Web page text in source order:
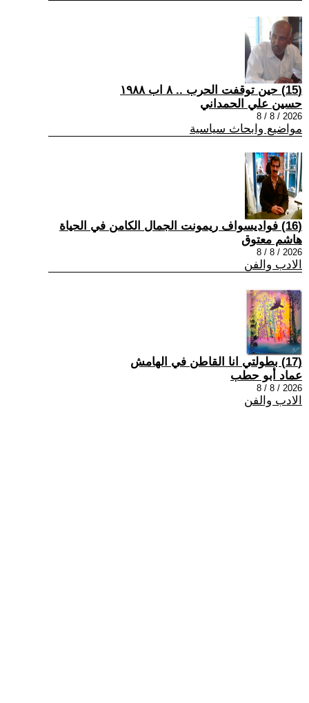
(15) حين توقفت الحرب .. ٨ اب ١٩٨٨
حسين علي الحمداني
2026 / 8 / 8
مواضيع وابحاث سياسية
(16) فواديسواف ريمونت الجمال الكامن في الحياة
هاشم معتوق
2026 / 8 / 8
الادب والفن
(17) بطولتي انا القاطن في الهامش
عماد أبو حطب
2026 / 8 / 8
الادب والفن